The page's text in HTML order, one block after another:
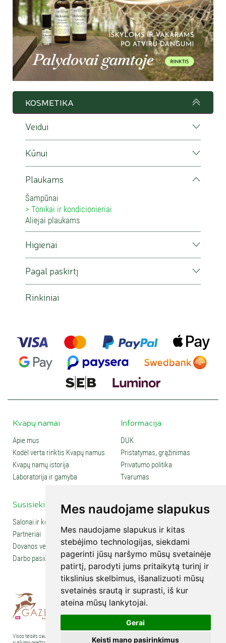
Mes naudojame slapukus
Mes naudojame slapukus ir kitas
stebėjimo technologijas, siekdami
pagerinti jūsų naršymo mūsų svetainėje
patirtį, parodyti jums pritaikytą turinį ir
tikslinius skelbimus, išanalizuoti mūsų
svetainės srautą ir suprasti, iš kur
ateina mūsų lankytojai.
Gerai
Keisti mano pasirinkimus
KOSMETIKA
Veidui
Kūnui
Plaukams
Šampūnai
Tonikai ir kondicionieriai
Aliejai plaukams
Higienai
Pagal paskirtį
Rinkiniai
Kvapų namai
Apie mus
Kodėl verta rinktis Kvapų namus
Kvapų namų istorija
Laboratorija ir gamyba
Informacija
DUK
Pristatymas, grąžinimas
Privatumo politika
Tvarumas
Susisiekite
Salonai ir kontaktai
Partneriai
Dovanos verslui
Darbo pasiūlymai
Social media
Visos teisės saugomos © 2007-2026 UAB „Kvapų namai“. Kopijuoti tekstus, nuotraukas ir kt. be